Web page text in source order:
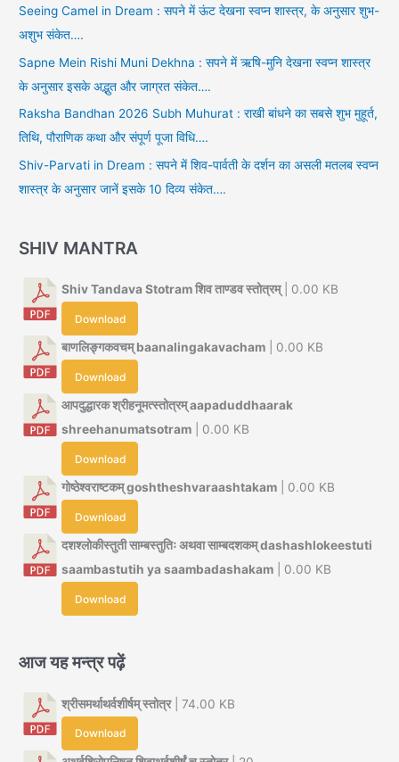
Seeing Camel in Dream : सपने में ऊंट देखना स्वप्न शास्त्र, के अनुसार शुभ-
अशुभ संकेत….
Sapne Mein Rishi Muni Dekhna : सपने में ऋषि-मुनि देखना स्वप्न शास्त्र
के अनुसार इसके अद्भुत और जाग्रत संकेत….
Raksha Bandhan 2026 Subh Muhurat : राखी बांधने का सबसे शुभ मुहूर्त,
तिथि, पौराणिक कथा और संपूर्ण पूजा विधि….
Shiv-Parvati in Dream : सपने में शिव-पार्वती के दर्शन का असली मतलब स्वप्न
शास्त्र के अनुसार जानें इसके 10 दिव्य संकेत….
SHIV MANTRA
Shiv Tandava Stotram शिव ताण्डव स्तोत्रम्| 0.00 KB
Download
बाणलिङ्गकवचम् baanalingakavacham | 0.00 KB
Download
आपदुद्धारक श्रीहनूमत्स्तोत्रम् aapaduddhaarak
shreehanumatsotram | 0.00 KB
Download
गोष्ठेश्वराष्टकम् goshtheshvaraashtakam | 0.00 KB
Download
दशश्लोकीस्तुती साम्बस्तुतिः अथवा साम्बदशकम् dashashlokeestuti
saambastutih ya saambadashakam | 0.00 KB
Download
आज यह मन्त्र पढ़ें
श्रीसमर्थाथर्वशीर्षम् स्तोत्र| 74.00 KB
Download